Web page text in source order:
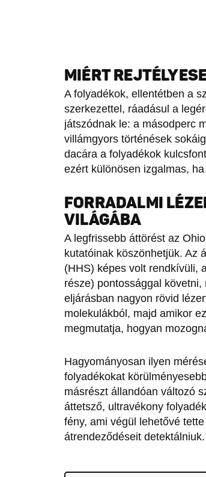
MIÉRT
A folyadékok, ellentétben a
szerkezettel, ráadásul a
játszódnak le: a másodperc
villámgyors történések
dacára a folyadékok
ezért különösen izgalmas,
FORRADALMI
VILÁGÁBA
A legfrissebb áttörést az
kutatóinak köszönhetjük. Az
(HHS) képes volt rendkívüli,
része) pontossággal
eljárásban nagyon rövid
molekulákból, majd amikor
megmutatja, hogyan
Hagyományosan ilyen
folyadékokat
másrészt állandóan változó
áttetsző, ultravékony
fény, ami végül lehetővé
átrendeződéseit detektálniuk.